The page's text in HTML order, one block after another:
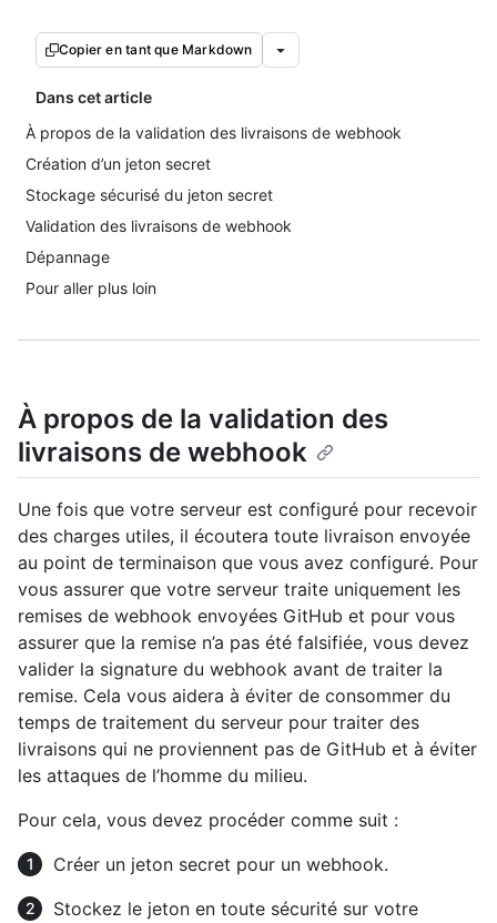
Copier en tant que Markdown
Dans cet article
À propos de la validation des livraisons de webhook
Création d’un jeton secret
Stockage sécurisé du jeton secret
Validation des livraisons de webhook
Dépannage
Pour aller plus loin
À propos de la validation des
livraisons de webhook
Une fois que votre serveur est configuré pour recevoir
des charges utiles, il écoutera toute livraison envoyée
au point de terminaison que vous avez configuré. Pour
vous assurer que votre serveur traite uniquement les
remises de webhook envoyées GitHub et pour vous
assurer que la remise n’a pas été falsifiée, vous devez
valider la signature du webhook avant de traiter la
remise. Cela vous aidera à éviter de consommer du
temps de traitement du serveur pour traiter des
livraisons qui ne proviennent pas de GitHub et à éviter
les attaques de l’homme du milieu.
Pour cela, vous devez procéder comme suit :
Créer un jeton secret pour un webhook.
Stockez le jeton en toute sécurité sur votre